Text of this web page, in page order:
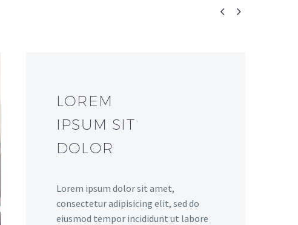
 
LOREM
IPSUM SIT
DOLOR
Lorem ipsum dolor sit amet,
consectetur adipisicing elit, sed do
eiusmod tempor incididunt ut labore